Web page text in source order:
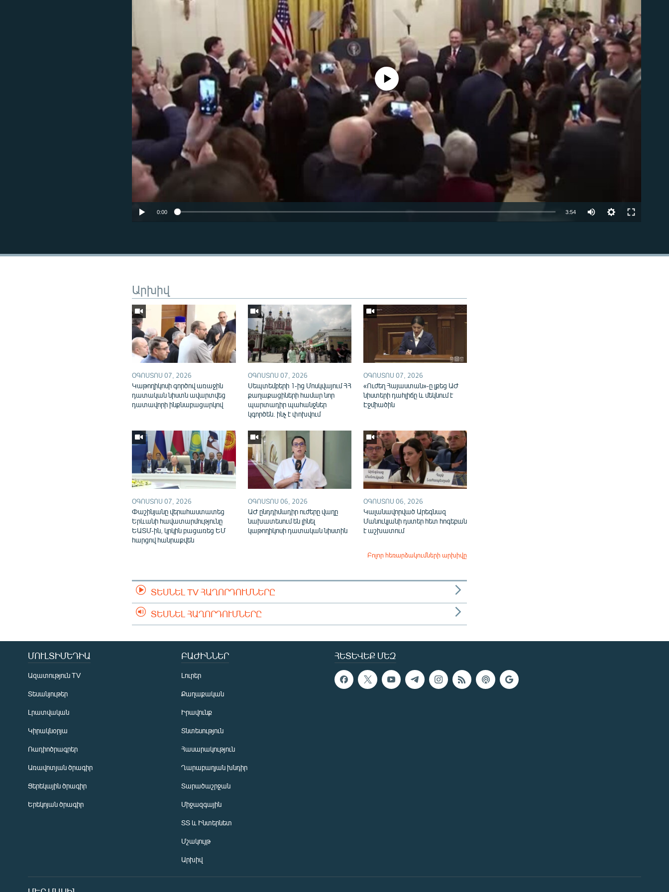
Auto 270p 360p
No media source currently available
0:00 3:54
Արխիվ
ՕԳՈՍՏՈՍ 07, 2026
Կաթողիկոսի գործով առաջին
դատական նիստն ավարտվեց
դատավորի ինքնաբացարկով
ՕԳՈՍՏՈՍ 07, 2026
Սեպտեմբերի 1-ից Մոսկվայում ՀՀ
քաղաքացիների համար նոր
պարտադիր պահանջներ
կգործեն. ինչ է փոխվում
ՕԳՈՍՏՈՍ 07, 2026
«Ուժեղ Հայաստան»-ը լքեց ԱԺ
նիստերի դահլիճը և մեկնում է
Էջմիածին
ՕԳՈՍՏՈՍ 07, 2026
Փաշինյանը վերահաստատեց
Երևանի հավատարմությունը
ԵԱՏՄ-ին, կրկին բացառեց ԵՄ
հարցով հանրաքվեն
ՕԳՈՍՏՈՍ 06, 2026
ԱԺ ընդդիմադիր ուժերը վաղը
նախատեսում են լինել
կաթողիկոսի դատական նիստին
ՕԳՈՍՏՈՍ 06, 2026
Կալանավորված Արեգնազ
Մանուկյանի դստեր հետ հոգեբան
է աշխատում
Բոլոր հեռարձակումների արխիվը
ՏԵՍՆԵԼ TV ՀԱՂՈՐԴՈՒՄՆԵՐԸ
ՏԵՍՆԵԼ ՀԱՂՈՐԴՈՒՄՆԵՐԸ
ՀԵՏԵՎԵՔ ՄԵԶ
ՄՈՒԼՏԻՄԵԴԻԱ
Ազատություն TV
Տեսանյութեր
Լրատվական
Կիրակնօրյա
Ռադիոծրագրեր
Առավոտյան ծրագիր
Ցերեկային ծրագիր
Երեկոյան ծրագիր
ԲԱԺԻՆՆԵՐ
Լուրեր
Քաղաքական
Իրավունք
Տնտեսություն
Հասարակություն
Ղարաբաղյան խնդիր
Տարածաշրջան
Միջազգային
ՏՏ և Ինտերնետ
Մշակույթ
Արխիվ